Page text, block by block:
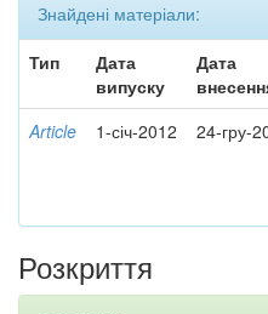
Знайдені матеріали:
Тип
Дата
випуску
Дата
Article 1-січ-2012 24-гру-
Розкриття